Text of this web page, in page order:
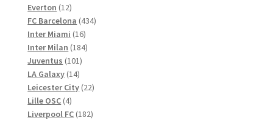
Everton 1212
Produkte
FC Barcelona 434434
Inter Miami 1616
Produkte
Inter Milan 184184
Juventus 101101
LA Galaxy 1414
Produkte
Leicester City 2222
Lille OSC 44
Produkte
Liverpool FC 182182